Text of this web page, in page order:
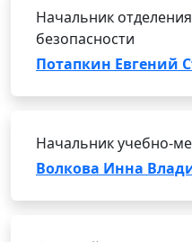
Начальник
безопасности
Потапкин Евгений
Начальник учебно-
Волкова Инна